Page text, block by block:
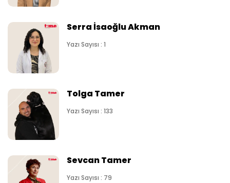
Serra İsaoğlu Akman
Yazı Sayısı : 1
Tolga Tamer
Yazı Sayısı : 133
Sevcan Tamer
Yazı Sayısı : 79